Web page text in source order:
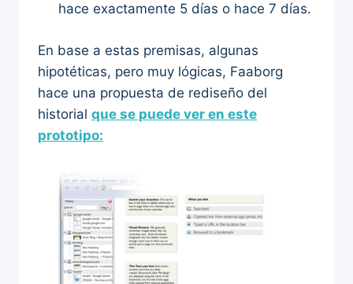
hace exactamente 5 días o hace 7 días.
En base a estas premisas, algunas
hipotéticas, pero muy lógicas, Faaborg
hace una propuesta de rediseño del
historial que se puede ver en este
prototipo: